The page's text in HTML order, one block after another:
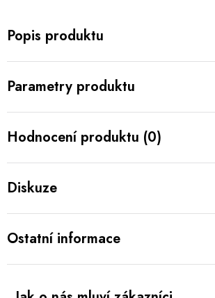
Popis produktu
Parametry produktu
Hodnocení produktu (0)
Diskuze
Ostatní informace